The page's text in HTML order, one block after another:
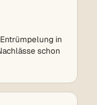
in
schon